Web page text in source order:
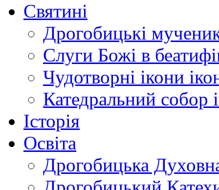
Святині
Дрогобицькі
Слуги Божі в
Чудотворні ікони
Катедральний собор
Історія
Освіта
Дрогобицька